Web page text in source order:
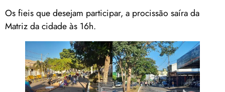
Os fieis que desejam participar, a procissão saíra da
Matriz da cidade às 16h.